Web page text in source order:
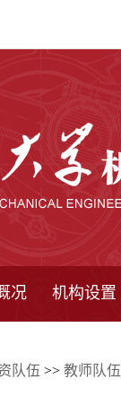
况 机构设置
队伍 >> 教师队伍